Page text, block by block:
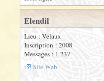
Elendil
Lieu : Velaux
Inscription : 2008
Messages : 1 237
Site Web